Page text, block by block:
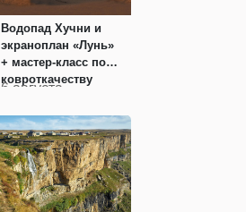
Водопад Хучни и
экраноплан «Лунь»
+ мастер-класс по
ковроткачеству
6 августа